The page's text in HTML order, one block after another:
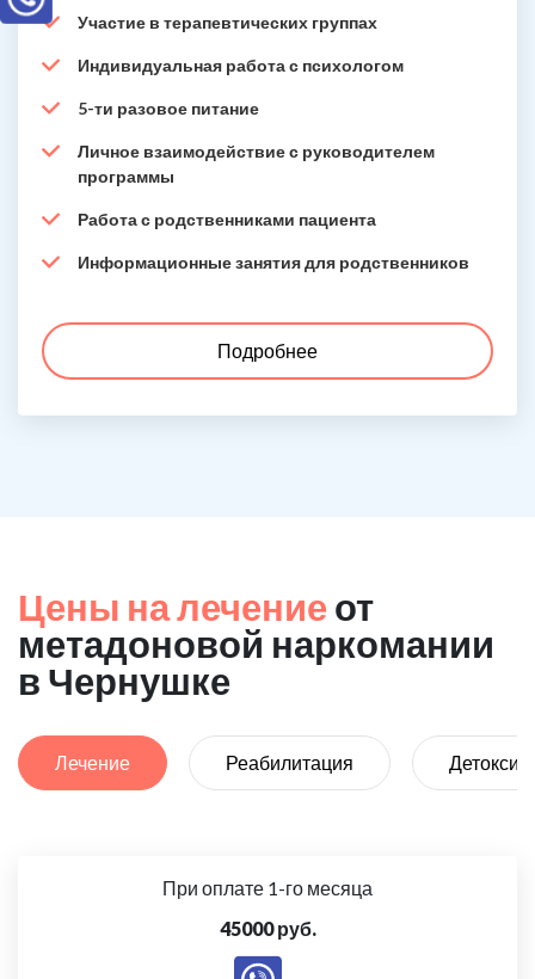
Участие в терапевтических группах
Индивидуальная работа с психологом
5-ти разовое питание
Личное взаимодействие с руководителем
программы
Работа с родственниками пациента
Информационные занятия для родственников
Подробнее
Цены на лечение от
метадоновой наркомании
в Чернушке
Лечение Реабилитация
При оплате 1-го месяца
45000 руб.